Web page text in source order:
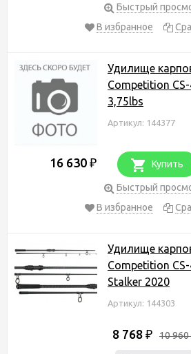
Быстрый
В избранное
Удилище
Competition
3,75lbs
Артикул: 144377
16 630 ₽ Купить
Быстрый
В избранное
Удилище
Competition
Stalker 2020
Артикул: 144303
8 768 ₽ 10 960